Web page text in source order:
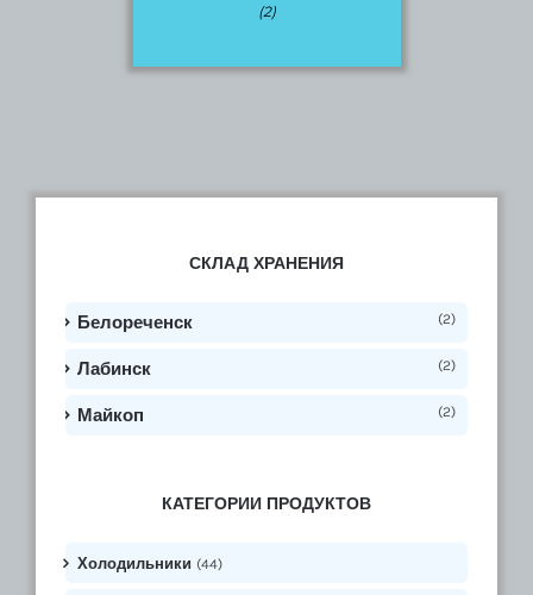
(2)
СКЛАД ХРАНЕНИЯ
Белореченск (2)
Лабинск (2)
Майкоп (2)
КАТЕГОРИИ ПРОДУКТОВ
Холодильники (44)